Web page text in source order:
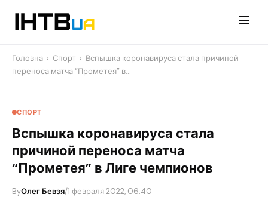
Головна › Спорт › Вспышка коронавируса стала причиной
переноса матча “Прометея” в…
СПОРТ
Вспышка коронавируса стала
причиной переноса матча
“Прометея” в Лиге чемпионов
ByОлег Бевзя/1 февраля 2022, 06:40